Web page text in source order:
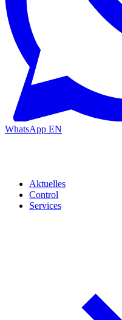
WhatsApp EN
Aktuelles
Control
Services